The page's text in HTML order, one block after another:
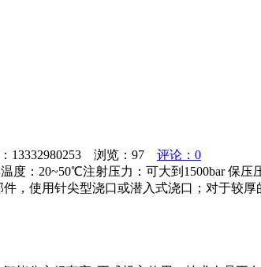
13332980253 浏览： 97
评论：0
：20~50℃注射压力：可大到1500bar 保
，使用针尖型浇口或潜入式浇口；对于较